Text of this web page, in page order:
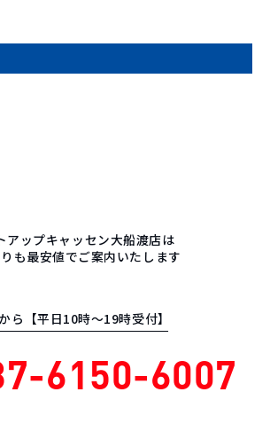
アップキャッセン大船渡店は
も最安値でご案内いたします
ら【平日10時〜19時受付】
6150-6007